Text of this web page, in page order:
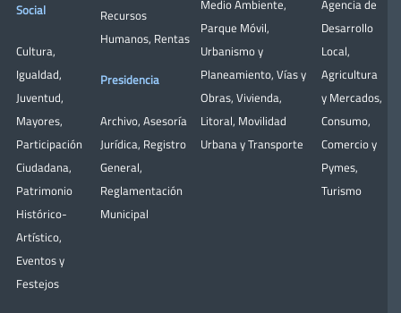
Social
Cultura,
Igualdad,
Juventud,
Mayores,
Participación
Ciudadana,
Patrimonio
Histórico-
Artístico,
Eventos y
Festejos
Recursos
Humanos, Rentas
Presidencia
Archivo, Asesoría
Jurídica, Registro
General,
Reglamentación
Municipal
Medio Ambiente,
Parque Móvil,
Urbanismo y
Planeamiento, Vías y
Obras, Vivienda,
Litoral, Movilidad
Urbana y Transporte
Agencia de
Desarrollo
Local,
Agricultura
y Mercados,
Consumo,
Comercio y
Pymes,
Turismo